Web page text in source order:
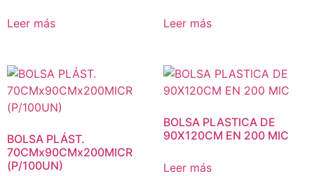
Leer más Leer más
BOLSA PLÁST.
70CMx90CMx200MICR
(P/100UN)
BOLSA PLASTICA DE
90X120CM EN 200 MIC
Leer más